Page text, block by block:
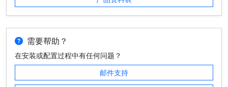
需要帮助？
在安装或配置过程中有任何问题？
邮件支持